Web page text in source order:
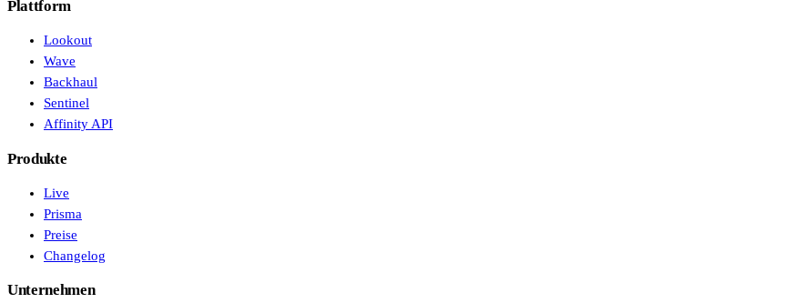
Veranstalter, Festivals & Nightlife
Recruiting & Employer Branding
RESOURCES
Erfolgsgeschichten
Insights
Plattform
Lookout
Wave
Backhaul
Sentinel
Affinity API
Produkte
Live
Prisma
Preise
Changelog
Unternehmen